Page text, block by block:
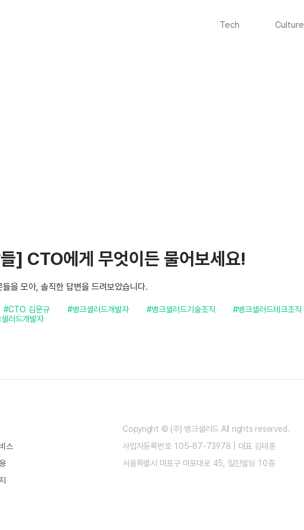
Tech Culture
] CTO에게 무엇이든 물어보세요!
을 모아, 솔직한 답변을 드려보았습니다.
#CTO 김문규 #뱅크샐러드개발자 #뱅크샐러드기술조직
#뱅크샐러드테크조직
러드개발자
스
Copyright © (주) 뱅크샐러드 All rights reserved.
사업자등록번호 105-87-73978
대표 김태훈
서울특별시 마포구 마포대로 45, 일진빌딩 10층